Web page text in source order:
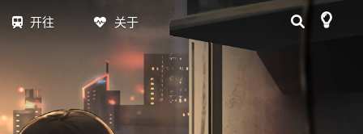
开往 关于
日志
MAP
RSS